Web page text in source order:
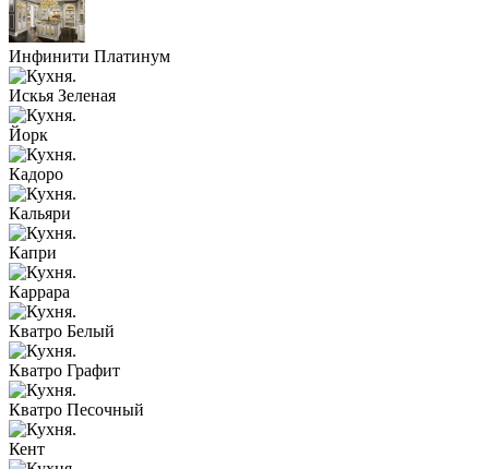
Инфинити Платинум
Искья Зеленая
Йорк
Кадоро
Кальяри
Капри
Каррара
Кватро Белый
Кватро Графит
Кватро Песочный
Кент